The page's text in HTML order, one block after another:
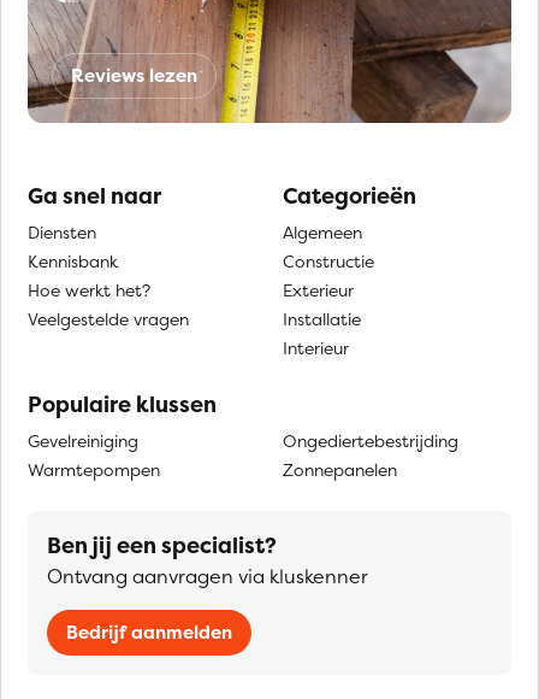
Reviews lezen
Ga snel naar
Diensten
Kennisbank
Hoe werkt het?
Veelgestelde vragen
Categorieën
Algemeen
Constructie
Exterieur
Installatie
Interieur
Populaire klussen
Gevelreiniging
Warmtepompen
Ongediertebestrijding
Zonnepanelen
Ben jij een specialist?
Ontvang aanvragen via kluskenner
Bedrijf aanmelden